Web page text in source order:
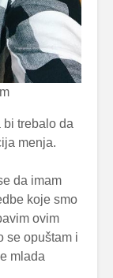
bi trebalo da
menja.
da imam
koje smo
ovim
se opuštam i
mlada